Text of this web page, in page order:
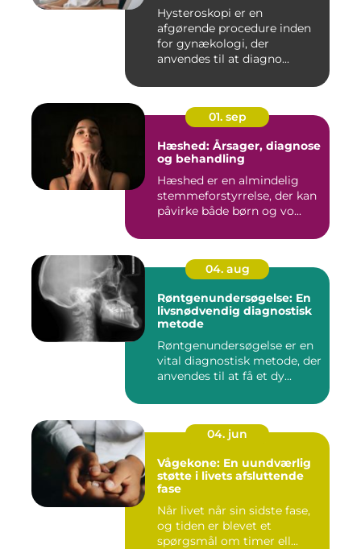
Hysteroskopi er en
afgørende procedure inden
for gynækologi, der
anvendes til at diagno...
01. sep
Hæshed: Årsager, diagnose
og behandling
Hæshed er en almindelig
stemmeforstyrrelse, der kan
påvirke både børn og vo...
04. aug
Røntgenundersøgelse: En
livsnødvendig diagnostisk
metode
Røntgenundersøgelse er en
vital diagnostisk metode, der
anvendes til at få et dy...
04. jun
Vågekone: En uundværlig
støtte i livets afsluttende
fase
Når livet når sin sidste fase,
og tiden er blevet et
spørgsmål om timer ell...